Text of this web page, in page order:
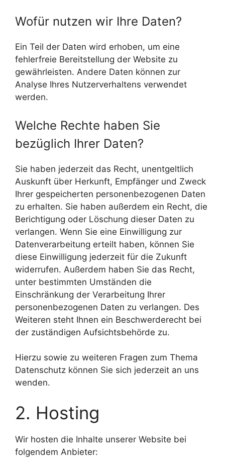
Wofür nutzen wir Ihre Daten?
Ein Teil der Daten wird erhoben, um eine
fehlerfreie Bereitstellung der Website zu
gewährleisten. Andere Daten können zur
Analyse Ihres Nutzerverhaltens verwendet
werden.
Welche Rechte haben Sie
bezüglich Ihrer Daten?
Sie haben jederzeit das Recht, unentgeltlich
Auskunft über Herkunft, Empfänger und Zweck
Ihrer gespeicherten personenbezogenen Daten
zu erhalten. Sie haben außerdem ein Recht, die
Berichtigung oder Löschung dieser Daten zu
verlangen. Wenn Sie eine Einwilligung zur
Datenverarbeitung erteilt haben, können Sie
diese Einwilligung jederzeit für die Zukunft
widerrufen. Außerdem haben Sie das Recht,
unter bestimmten Umständen die
Einschränkung der Verarbeitung Ihrer
personenbezogenen Daten zu verlangen. Des
Weiteren steht Ihnen ein Beschwerderecht bei
der zuständigen Aufsichtsbehörde zu.
Hierzu sowie zu weiteren Fragen zum Thema
Datenschutz können Sie sich jederzeit an uns
wenden.
2. Hosting
Wir hosten die Inhalte unserer Website bei
folgendem Anbieter: